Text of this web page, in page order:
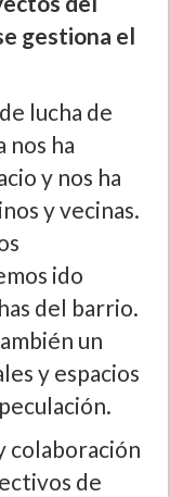
gestiona el
lucha de
nos ha
y nos ha
y vecinas.
ido
del barrio.
un
y espacios
colaboración
de